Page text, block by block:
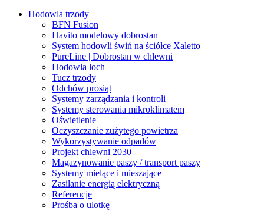
Hodowla trzody
BFN Fusion
Havito modelowy dobrostan
System hodowli świń na ściółce Xaletto
PureLine | Dobrostan w chlewni
Hodowla loch
Tucz trzody
Odchów prosiąt
Systemy zarządzania i kontroli
Systemy sterowania mikroklimatem
Oświetlenie
Oczyszczanie zużytego powietrza
Wykorzystywanie odpadów
Projekt chlewni 2030
Magazynowanie paszy / transport paszy
Systemy mielące i mieszające
Zasilanie energią elektryczną
Referencje
Prośba o ulotkę